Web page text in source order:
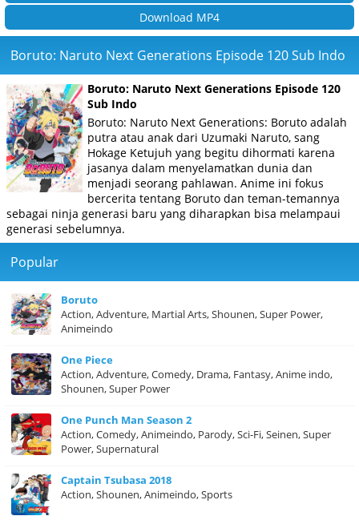
Download MP4
Boruto: Naruto Next Generations Episode 120 Sub Indo
Boruto: Naruto Next Generations Episode 120
Sub Indo
Boruto: Naruto Next Generations: Boruto adalah
putra atau anak dari Uzumaki Naruto, sang
Hokage Ketujuh yang begitu dihormati karena
jasanya dalam menyelamatkan dunia dan
menjadi seorang pahlawan. Anime ini fokus
bercerita tentang Boruto dan teman-temannya
sebagai ninja generasi baru yang diharapkan bisa melampaui
generasi sebelumnya.
Popular
Boruto
Action, Adventure, Martial Arts, Shounen, Super Power,
Animeindo
One Piece
Action, Adventure, Comedy, Drama, Fantasy, Anime indo,
Shounen, Super Power
One Punch Man Season 2
Action, Comedy, Animeindo, Parody, Sci-Fi, Seinen, Super
Power, Supernatural
Captain Tsubasa 2018
Action, Shounen, Animeindo, Sports